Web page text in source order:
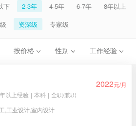
下 2-3年 4-5年 6-7年
8年以上
资深级 专家级
按价格 性别 工作经验
2022元/月
以上经验 | 本科 | 全职/兼职
,工业设计,室内设计